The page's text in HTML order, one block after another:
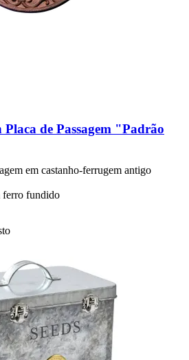
Placa de Passagem "Padrão
em castanho-ferrugem antigo
ferro fundido